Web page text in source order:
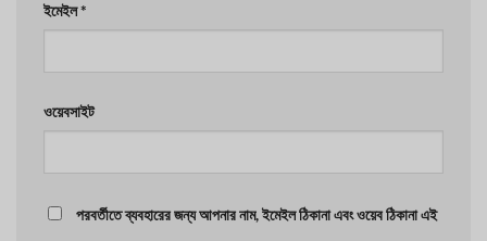
ইমেইল*
ওয়েবসাইট
পরবর্তীতে ব্যবহারের জন্য আপনার নাম, ইমেইল ঠিকানা এবং ওয়েব ঠিকানা এই